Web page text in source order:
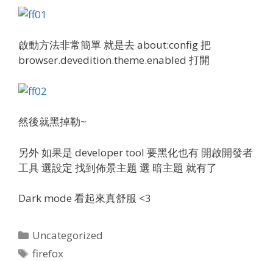
啟動方法非常簡單 就是去 about:config 把
browser.devedition.theme.enabled 打開
然後就黑掉勒~
另外 如果是 developer tool 要黑化也有 開啟開發者
工具 選設定 找到佈景主題 選 暗主題 就有了
Dark mode 看起來真舒服 <3
Categories
Uncategorized
Tags
firefox